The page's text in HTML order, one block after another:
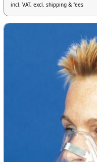
incl. VAT, excl. shipping & fees